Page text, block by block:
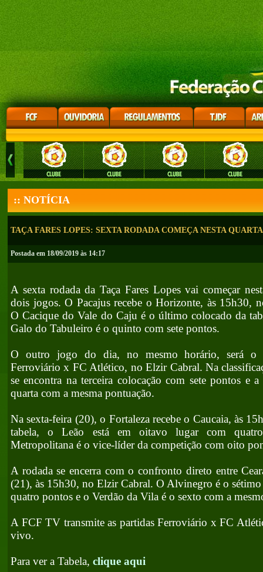
:: NOTÍCIA
TAÇA FARES LOPES: SEXTA RODADA COMEÇA NESTA
Postada em 18/09/2019 às 14:17
A sexta rodada da Taça Fares Lopes vai começar
dois jogos. O Pacajus recebe o Horizonte, às 15h30,
O Cacique do Vale do Caju é o último colocado da
Galo do Tabuleiro é o quinto com sete pontos.
O outro jogo do dia, no mesmo horário, será o
Ferroviário x FC Atlético, no Elzir Cabral. Na
se encontra na terceira colocação com sete pontos e
quarta com a mesma pontuação.
Na sexta-feira (20), o Fortaleza recebe o Caucaia, às
tabela, o Leão está em oitavo lugar com
Metropolitana é o vice-líder da competição com oito
A rodada se encerra com o confronto direto entre
(21), às 15h30, no Elzir Cabral. O Alvinegro é o
quatro pontos e o Verdão da Vila é o sexto com a
A FCF TV transmite as partidas Ferroviário x FC
vivo.
Para ver a Tabela, clique aqui